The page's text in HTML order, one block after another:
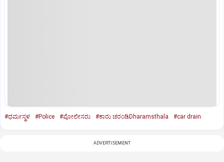
#ಧರ್ಮಸ್ಥಳ #Police #ಪೋಲೀಸರು #ಕಾರು ಚರಂಡಿDharamsthala #car drain
ADVERTISEMENT